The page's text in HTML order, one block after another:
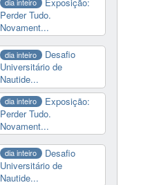
dia inteiro
Perder Tudo.
Novament...
dia inteiro
Desafio
Universitário de
Nautide...
dia inteiro
Exposição:
Perder Tudo.
Novament...
dia inteiro
Desafio
Universitário de
Nautide...